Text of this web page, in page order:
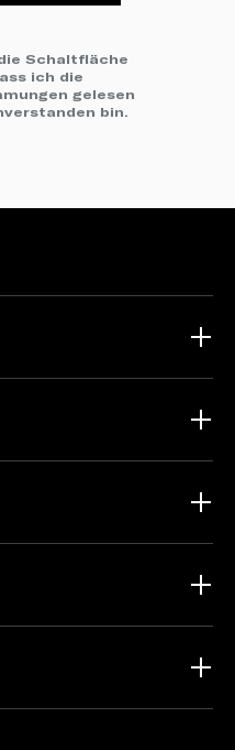
Schaltfläche
ich die
gelesen
bin.